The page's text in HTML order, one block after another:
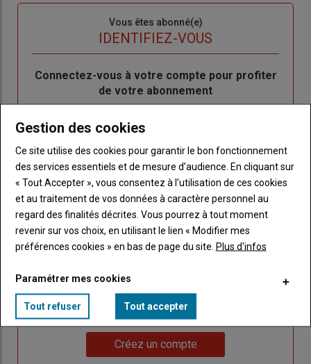
Vous êtes abonné(e)
IDENTIFIEZ-VOUS
Body
Connectez-vous à votre compte pour profiter
de votre abonnement
"Créer
un
nouveau
compte"
Lien
"Réinitialiser
votre
mot
de
passe"
Réinitialiser votre mot de passe
Lien
"Je
me
connecte"
Je me connecte
Sous-
titre
Vous n'êtes pas abonné(e)
CRÉEZ UN COMPTE
BodyChoisissez votre formule et créez votre
compte pour accéder à tout Caracterres.
Créez un compte
Gestion des cookies
Ce site utilise des cookies pour garantir le bon fonctionnement
des services essentiels et de mesure d’audience. En cliquant sur
« Tout Accepter », vous consentez à l’utilisation de ces cookies
et au traitement de vos données à caractère personnel au
regard des finalités décrites. Vous pourrez à tout moment
revenir sur vos choix, en utilisant le lien « Modifier mes
préférences cookies » en bas de page du site. Plus d'infos
Paramétrer mes cookies
Tout refuser Tout accepter